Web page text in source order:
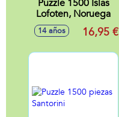
Puzzle 1500 Islas
Lofoten, Noruega
14 años 16,95 €